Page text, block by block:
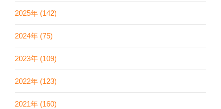
2025年 (142)
2024年 (75)
2023年 (109)
2022年 (123)
2021年 (160)